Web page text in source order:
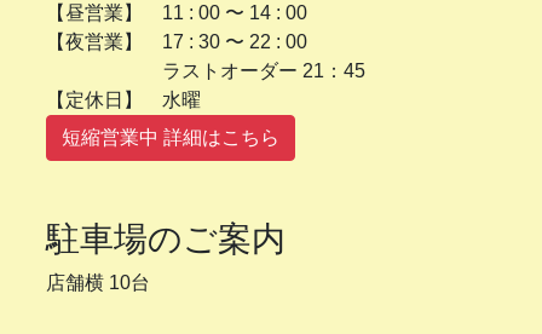
【昼営業】 11 : 00 〜 14 : 00
【夜営業】 17 : 30 〜 22 : 00
ラストオーダー 21：45
【定休日】 水曜
短縮営業中 詳細はこちら
駐車場のご案内
店舗横 10台